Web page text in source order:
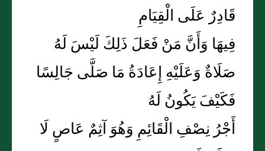
قَادِرٌ عَلَى الْقِيَامِ
فِيهَا وَأَنَّ مَنْ فَعَلَ ذَلِكَ لَيْسَ لَهُ
صَلَاةٌ وَعَلَيْهِ إِعَادَةُ مَا صَلَّى جَالِسًا
فَكَيْفَ يَكُونُ لَهُ
أَجْرُ نِصْفِ الْقَائِمِ وَهُوَ آثِمٌ عَاصٍ لَا